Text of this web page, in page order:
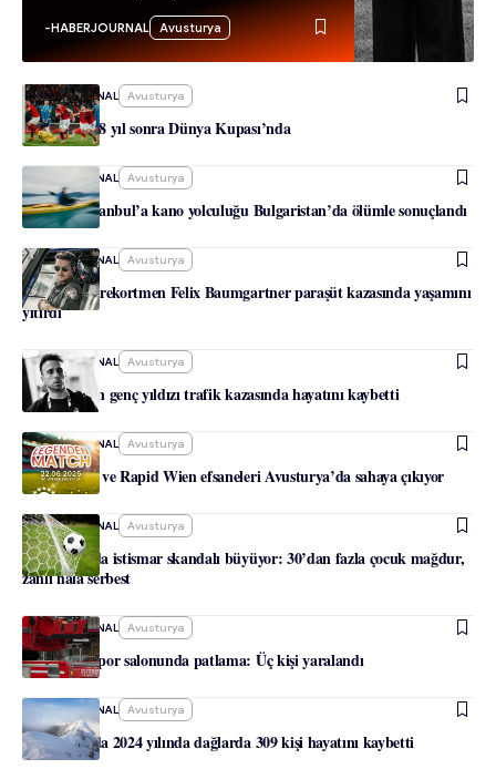
-HABERJOURNAL Avusturya
-HABERJOURNAL Avusturya
Avusturya 28 yıl sonra Dünya Kupası’nda
HABERJOURNAL Avusturya
Linz’den İstanbul’a kano yolculuğu Bulgaristan’da ölümle sonuçlandı
-HABERJOURNAL Avusturya
Avusturyalı rekortmen Felix Baumgartner paraşüt kazasında yaşamını
yitirdi
-HABERJOURNAL Avusturya
Liverpool’un genç yıldızı trafik kazasında hayatını kaybetti
-HABERJOURNAL Avusturya
Galatasaray ve Rapid Wien efsaneleri Avusturya’da sahaya çıkıyor
-HABERJOURNAL Avusturya
Avusturya’da istismar skandalı büyüyor: 30’dan fazla çocuk mağdur,
zanlı hâlâ serbest
-HABERJOURNAL Avusturya
Viyana’da spor salonunda patlama: Üç kişi yaralandı
HABERJOURNAL Avusturya
Avusturya’da 2024 yılında dağlarda 309 kişi hayatını kaybetti